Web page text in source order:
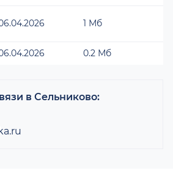
1 Мб
0.2 Мб
в Сельниково: